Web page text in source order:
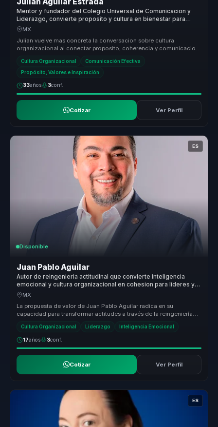
Mentor y fundador del Colegio Universal de Comunicacion y
Liderazgo, convierte proposito y cultura en bienestar para
organizaciones.
MX
Julian vuelve mas concreta la conversacion sobre cultura
organizacional al conectar proposito, coherencia y comunicacion
Cultura Organizacional Comunicación Efectiva
Propósito, Valores e Inspiración
33años 3conf.
Cotizar Ver Perfil
ES
Disponible
Juan Pablo Aguilar
Autor de reingenieria actitudinal que convierte inteligencia
emocional y cultura organizacional en cohesion para lideres y
equipos.
MX
La propuesta de valor de Juan Pablo Aguilar radica en su
capacidad para transformar actitudes a través de la reingeniería
Cultura Organizacional Liderazgo Inteligencia Emocional
17años 3conf.
Cotizar Ver Perfil
ES